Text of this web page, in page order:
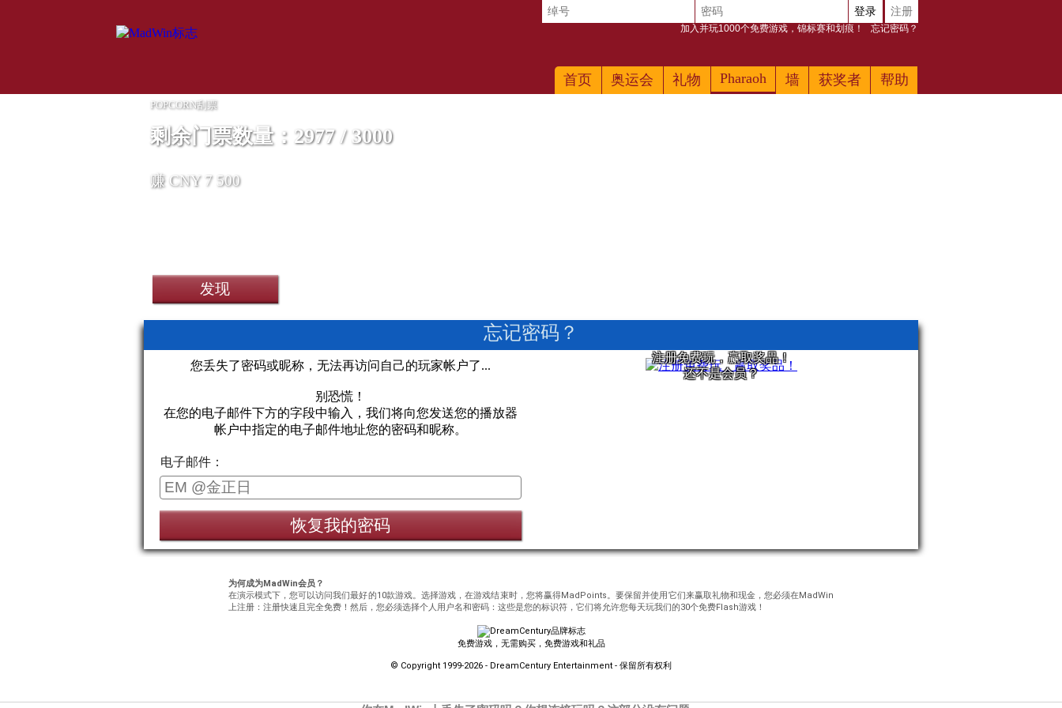
首页 奥运会 礼物 Pharaoh 墙 获奖者 帮助
登录 注册
加入并玩1000个免费游戏，锦标赛和划痕！ 忘记密码？
POPCORN刮票
剩余门票数量：2977 / 3000
赚 CNY 7 500
发现
第四季DVD
第四季DVD
忘记密码？
您丢失了密码或昵称，无法再访问自己的玩家帐户了...
别恐慌！
在您的电子邮件下方的字段中输入，我们将向您发送您的播放器
帐户中指定的电子邮件地址您的密码和昵称。
电子邮件：
恢复我的密码
还不是会员？
注册免费玩，赢取奖品！
为何成为MadWin会员？
在演示模式下，您可以访问我们最好的10款游戏。选择游戏，在游戏结束时，您将赢得MadPoints。要保留并使用它们来赢取礼物和现金，您必须在MadWin
上注册：注册快速且完全免费！然后，您必须选择个人用户名和密码：这些是您的标识符，它们将允许您每天玩我们的30个免费Flash游戏！
免费游戏，无需购买，免费游戏和礼品
© Copyright 1999-2026 - DreamCentury Entertainment - 保留所有权利